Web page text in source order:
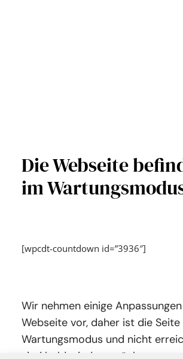
Die Webseite
im
[wpcdt-countdown id=”3936″]
Wir nehmen einige
Webseite vor, daher ist die
Wartungsmodus und nicht
sind bald wieder zurück.